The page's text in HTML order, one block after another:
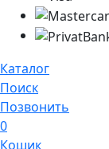
Каталог
Поиск
Позвонить
0
Кошик